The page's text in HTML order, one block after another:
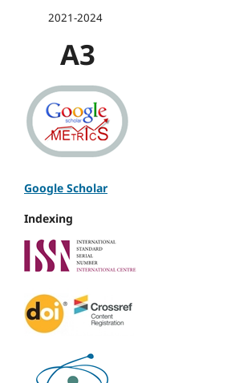
2021-2024
A3
Google Scholar
Indexing